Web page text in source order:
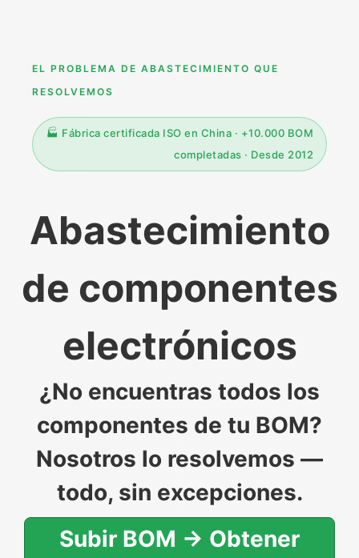
EL PROBLEMA DE ABASTECIMIENTO QUE
RESOLVEMOS
🏭 Fábrica certificada ISO en China · +10.000 BOM
completadas · Desde 2012
Abastecimiento
de componentes
electrónicos
¿No encuentras todos los
componentes de tu BOM?
Nosotros lo resolvemos —
todo, sin excepciones.
Subir BOM → Obtener